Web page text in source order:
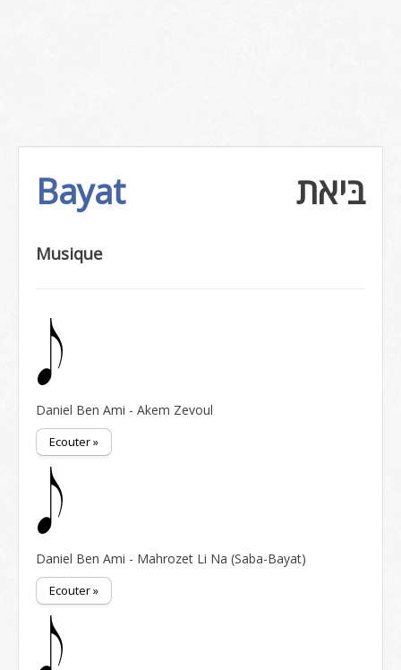
Bayat בּיאת
Musique
Daniel Ben Ami - Akem Zevoul
Ecouter »
Daniel Ben Ami - Mahrozet Li Na (Saba-Bayat)
Ecouter »